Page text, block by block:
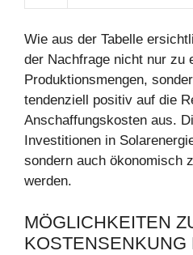
Wie aus der Tabelle
der Nachfrage nicht nur zu
Produktionsmengen,
tendenziell positiv auf die
Anschaffungskosten aus.
Investitionen in
sondern auch ökonomisch
werden.
MÖGLICHKEITEN
KOSTENSENKUNG